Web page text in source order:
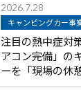
2026.7.28
キャンピングカー事
注目の熱中症
アコン完備」の
ーを「現場の休